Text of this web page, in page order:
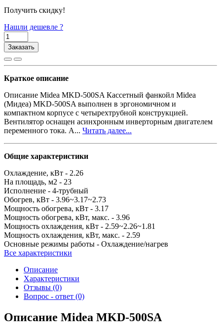
Получить скидку!
Нашли дешевле ?
Заказать
Краткое описание
Описание Midea MKD-500SA Кассетный фанкойл Midea
(Мидеа) MKD-500SA выполнен в эргономичном и
компактном корпусе с четырехтрубной конструкцией.
Вентилятор оснащен асинхронным инверторным двигателем
переменного тока. А... Читать далее...
Общие характеристики
Охлаждение, кВт - 2.26
На площадь, м2 - 23
Исполнение - 4-трубный
Обогрев, кВт - 3.96~3.17~2.73
Мощность обогрева, кВт - 3.17
Мощность обогрева, кВт, макс. - 3.96
Мощность охлаждения, кВт - 2.59~2.26~1.81
Мощность охлаждения, кВт, макс. - 2.59
Основные режимы работы - Охлаждение/нагрев
Все характеристики
Описание
Характеристики
Отзывы (0)
Вопрос - ответ (0)
Описание Midea MKD-500SA